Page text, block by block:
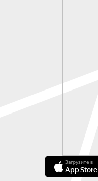
Загрузите в
App Store